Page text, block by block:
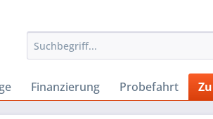
Finanzierung Probefahrt